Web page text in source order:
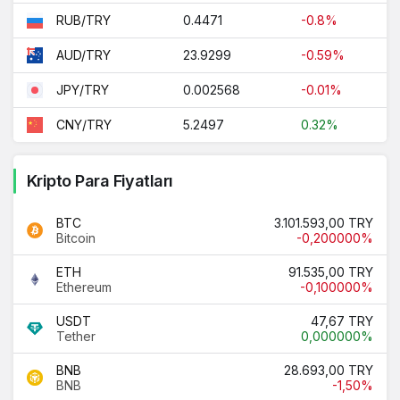
RUB/TRY 0.4471 -0.8%
AUD/TRY 23.9299 -0.59%
JPY/TRY 0.002568 -0.01%
CNY/TRY 5.2497 0.32%
Kripto Para Fiyatları
BTC
Bitcoin
3.101.593,00 TRY
-0,200000%
ETH
Ethereum
91.535,00 TRY
-0,100000%
USDT
Tether
47,67 TRY
0,000000%
BNB
BNB
28.693,00 TRY
-1,50%